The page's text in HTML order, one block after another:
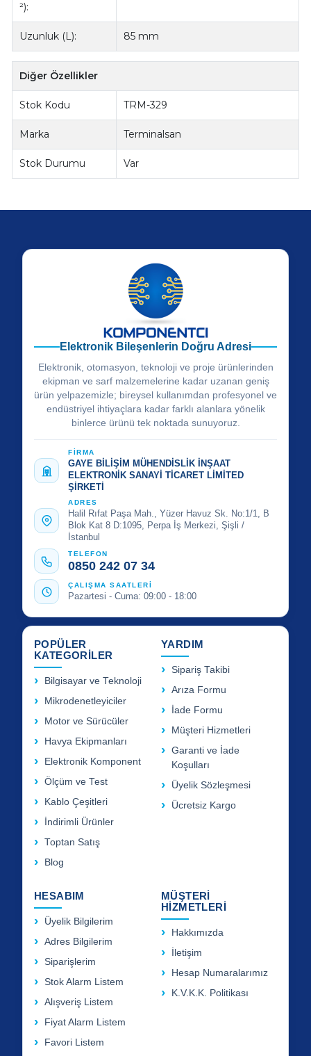
²):
Uzunluk (L): 85 mm
Diğer Özellikler
Stok Kodu TRM-329
Marka Terminalsan
Stok Durumu Var
Elektronik Bileşenlerin Doğru Adresi
Elektronik, otomasyon, teknoloji ve proje ürünlerinden
ekipman ve sarf malzemelerine kadar uzanan geniş
ürün yelpazemizle; bireysel kullanımdan profesyonel ve
endüstriyel ihtiyaçlara kadar farklı alanlara yönelik
binlerce ürünü tek noktada sunuyoruz.
FİRMA
GAYE BİLİŞİM MÜHENDİSLİK İNŞAAT
ELEKTRONİK SANAYİ TİCARET LİMİTED
ŞİRKETİ
ADRES
Halil Rıfat Paşa Mah., Yüzer Havuz Sk. No:1/1, B
Blok Kat 8 D:1095, Perpa İş Merkezi, Şişli /
İstanbul
TELEFON
0850 242 07 34
ÇALIŞMA SAATLERİ
Pazartesi - Cuma: 09:00 - 18:00
POPÜLER
KATEGORİLER
Bilgisayar ve Teknoloji
Mikrodenetleyiciler
Motor ve Sürücüler
Havya Ekipmanları
Elektronik Komponent
Ölçüm ve Test
Kablo Çeşitleri
İndirimli Ürünler
Toptan Satış
Blog
YARDIM
Sipariş Takibi
Arıza Formu
İade Formu
Müşteri Hizmetleri
Garanti ve İade
Koşulları
Üyelik Sözleşmesi
Ücretsiz Kargo
HESABIM
Üyelik Bilgilerim
Adres Bilgilerim
Siparişlerim
Stok Alarm Listem
Alışveriş Listem
Fiyat Alarm Listem
Favori Listem
MÜŞTERİ
HİZMETLERİ
Hakkımızda
İletişim
Hesap Numaralarımız
K.V.K.K. Politikası